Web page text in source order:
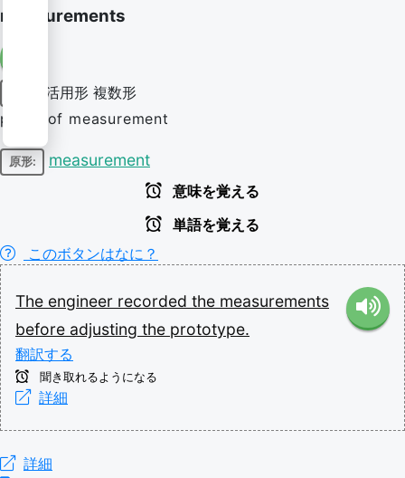
measurements
活用形 複数形
plural of measurement
原形: measurement
意味を覚える
単語を覚える
このボタンはなに？
The engineer recorded the measurements
before adjusting the prototype.
翻訳する
聞き取れるようになる
詳細
詳細